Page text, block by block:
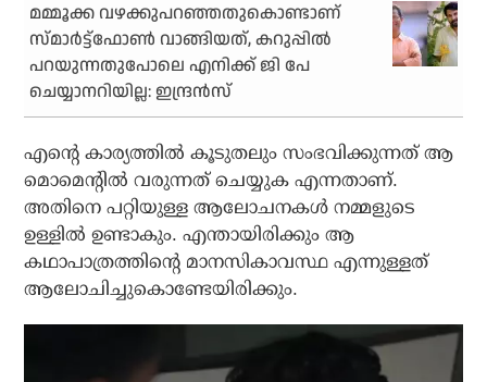
മമ്മൂക്ക വഴക്കുപറഞ്ഞതുകൊണ്ടാണ്
സ്മാര്‍ട്ട്‌ഫോണ്‍ വാങ്ങിയത്, കറുപ്പില്‍
പറയുന്നതുപോലെ എനിക്ക് ജി പേ
ചെയ്യാനറിയില്ല: ഇന്ദ്രന്‍സ്
എന്റെ കാര്യത്തില്‍ കൂടുതലും സംഭവിക്കുന്നത് ആ
മൊമെന്റില്‍ വരുന്നത് ചെയ്യുക എന്നതാണ്.
അതിനെ പറ്റിയുള്ള ആലോചനകള്‍ നമ്മളുടെ
ഉള്ളില്‍ ഉണ്ടാകും. എന്തായിരിക്കും ആ
കഥാപാത്രത്തിന്റെ മാനസികാവസ്ഥ എന്നുള്ളത്
ആലോചിച്ചുകൊണ്ടേയിരിക്കും.